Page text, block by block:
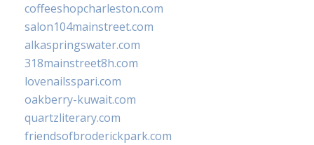
coffeeshopcharleston.com
salon104mainstreet.com
alkaspringswater.com
318mainstreet8h.com
lovenailsspari.com
oakberry-kuwait.com
quartzliterary.com
friendsofbroderickpark.com